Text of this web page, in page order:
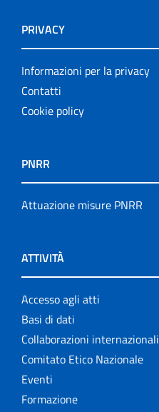
PRIVACY
Informazioni per la privacy
Contatti
Cookie policy
PNRR
Attuazione misure PNRR
ATTIVITÀ
Accesso agli atti
Basi di dati
Collaborazioni internazionali
Comitato Etico Nazionale
Eventi
Formazione